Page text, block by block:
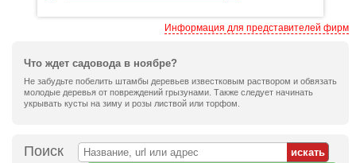
Информация для представителей фирм
Что ждет садовода в ноябре?
Не забудьте побелить штамбы деревьев известковым раствором и обвязать
молодые деревья от повреждений грызунами. Также следует начинать
укрывать кусты на зиму и розы листвой или торфом.
Поиск